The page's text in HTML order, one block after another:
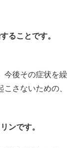
ることです。
今後その症状を繰
さないための、
ンです。